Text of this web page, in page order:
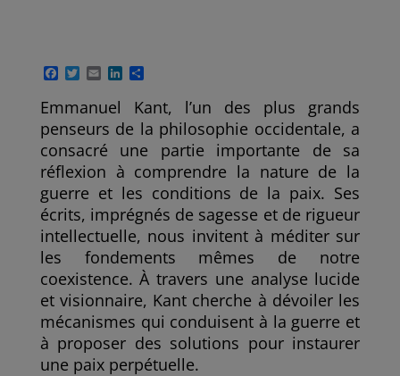
F
c
e
b
o
o
k
T
i
t
t
e
r
E
a
i
l
L
e
d
I
n
P
r
t
a
g
e
r
Emmanuel Kant, l’un des plus grands
penseurs de la philosophie occidentale, a
consacré une partie importante de sa
réflexion à comprendre la nature de la
guerre et les conditions de la paix. Ses
écrits, imprégnés de sagesse et de rigueur
intellectuelle, nous invitent à méditer sur
les fondements mêmes de notre
coexistence. À travers une analyse lucide
et visionnaire, Kant cherche à dévoiler les
mécanismes qui conduisent à la guerre et
à proposer des solutions pour instaurer
une paix perpétuelle.